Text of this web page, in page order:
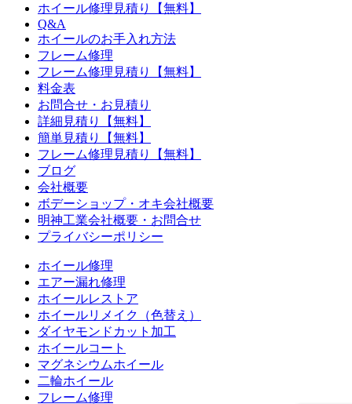
ホイール修理見積り【無料】
Q&A
ホイールのお手入れ方法
フレーム修理
フレーム修理見積り【無料】
料金表
お問合せ・お見積り
詳細見積り【無料】
簡単見積り【無料】
フレーム修理見積り【無料】
ブログ
会社概要
ボデーショップ・オキ会社概要
明神工業会社概要・お問合せ
プライバシーポリシー
ホイール修理
エアー漏れ修理
ホイールレストア
ホイールリメイク（色替え）
ダイヤモンドカット加工
ホイールコート
マグネシウムホイール
二輪ホイール
フレーム修理